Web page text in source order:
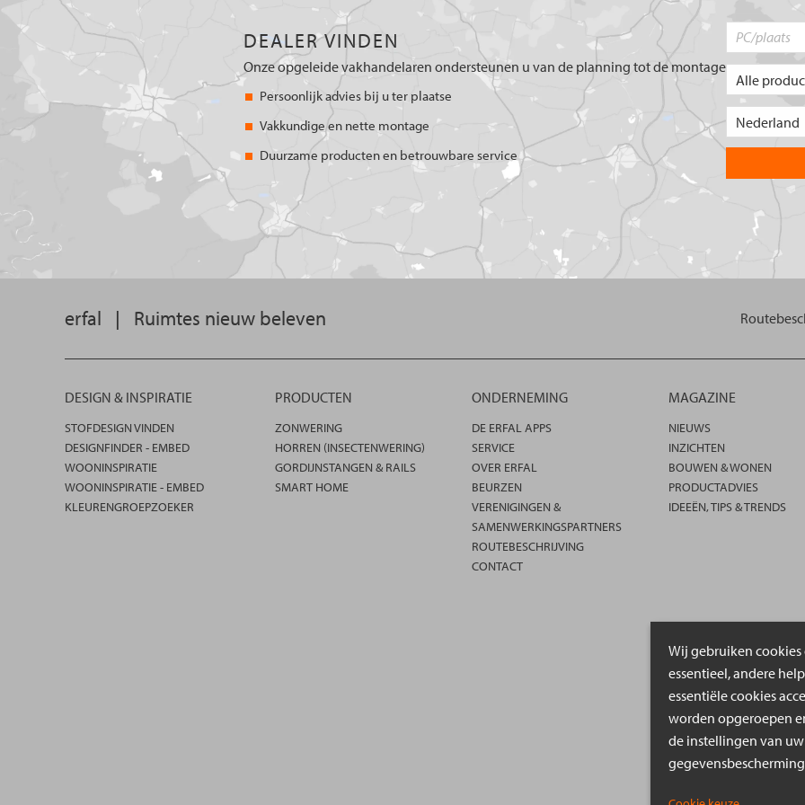
Wij gebruiken
essentieel, andere
essentiële cookies
worden opgeroepen
de instellingen van
DEALER VINDEN
Onze opgeleide vakhandelaren ondersteunen u van de planning tot de montage
Persoonlijk advies bij u ter plaatse
Vakkundige en nette montage
Duurzame producten en betrouwbare service
erfal | Ruimtes nieuw beleven
DESIGN & INSPIRATIE
STOFDESIGN VINDEN
DESIGNFINDER - EMBED
WOONINSPIRATIE
WOONINSPIRATIE - EMBED
KLEURENGROEPZOEKER
PRODUCTEN
ZONWERING
HORREN (INSECTENWERING)
GORDIJNSTANGEN & RAILS
SMART HOME
ONDERNEMING
DE ERFAL APPS
SERVICE
OVER ERFAL
BEURZEN
VERENIGINGEN &
SAMENWERKINGSPARTNERS
ROUTEBESCHRIJVING
CONTACT
MAGAZINE
NIEUWS
INZICHTEN
BOUWEN & WONEN
PRODUCTADVIES
IDEEËN, TIPS & TRENDS